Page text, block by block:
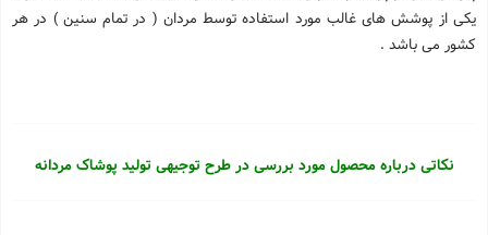
یکی از پوشش های غالب مورد استفاده توسط مردان ( در تمام سنین ) در هر
کشور می باشد .
نکاتی درباره محصول مورد بررسی در طرح توجیهی تولید پوشاک مردانه